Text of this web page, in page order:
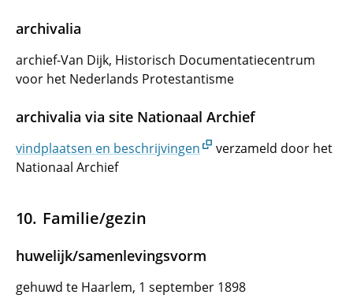
archivalia
archief-Van Dijk, Historisch Documentatiecentrum
voor het Nederlands Protestantisme
archivalia via site Nationaal Archief
vindplaatsen en beschrijvingen
verzameld door het
Nationaal Archief
Familie/gezin
huwelijk/samenlevingsvorm
gehuwd te Haarlem, 1 september 1898